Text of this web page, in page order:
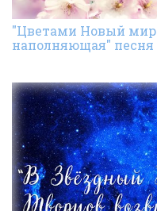
"Цветами Новый мир
наполняющая" песня